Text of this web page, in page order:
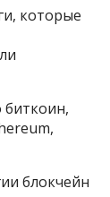
которые
блокчейн